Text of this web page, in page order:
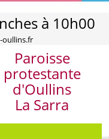
à 10h00
oullins.fr
Paroisse
protestante
d'Oullins
La Sarra